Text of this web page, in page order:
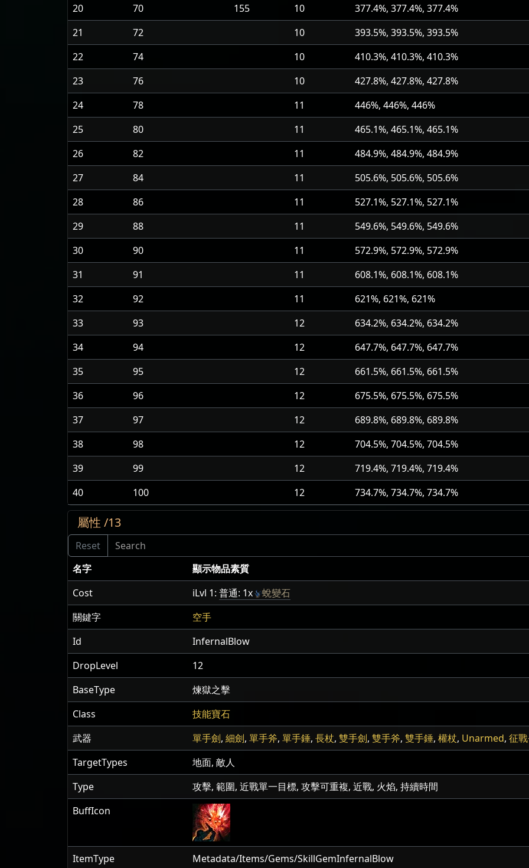
20
70 155 10
377.4%, 377.4%, 377.4%
21
72 10
393.5%, 393.5%, 393.5%
22
74 10
410.3%, 410.3%, 410.3%
23
76 10
427.8%, 427.8%, 427.8%
24
78 11
446%, 446%, 446%
25
80 11
465.1%, 465.1%, 465.1%
26
82 11
484.9%, 484.9%, 484.9%
27
84 11
505.6%, 505.6%, 505.6%
28
86 11
527.1%, 527.1%, 527.1%
29
88 11
549.6%, 549.6%, 549.6%
30
90 11
572.9%, 572.9%, 572.9%
31
91 11
608.1%, 608.1%, 608.1%
32
92 11
621%, 621%, 621%
33
93 12
634.2%, 634.2%, 634.2%
34
94 12
647.7%, 647.7%, 647.7%
35
95 12
661.5%, 661.5%, 661.5%
36
96 12
675.5%, 675.5%, 675.5%
37
97 12
689.8%, 689.8%, 689.8%
38
98 12
704.5%, 704.5%, 704.5%
39
99 12
719.4%, 719.4%, 719.4%
40
100 12 734.7%, 734.7%, 734.7%
屬性 /13
名字
顯示物品素質
Cost
iLvl 1: 普通: 1x
蛻變石
關鍵字
空手
Id
InfernalBlow
DropLevel
12
BaseType
煉獄之擊
Class
技能寶石
武器
單手劍, 細劍, 單手斧, 單手錘, 長杖, 雙手劍, 雙手斧, 雙手錘, 權杖, Unarmed, 征
TargetTypes
地面, 敵人
Type
攻擊, 範圍, 近戰單一目標, 攻擊可重複, 近戰, 火焰, 持續時間
BuffIcon
ItemType Metadata/Items/Gems/SkillGemInfernalBlow